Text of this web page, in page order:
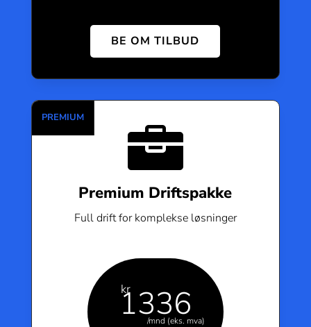
BE OM TILBUD

Premium Driftspakke
Full drift for komplekse løsninger
kr
1336
/mnd (eks. mva)